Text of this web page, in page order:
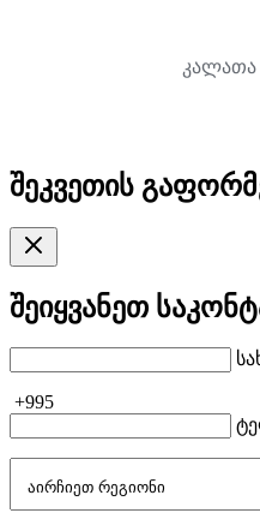
კალათა
შეკვეთის
შეიყვანეთ
+995